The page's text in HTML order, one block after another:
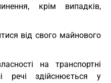
крім випадків,
від свого майнового
на транспортні
речі здійснюється у